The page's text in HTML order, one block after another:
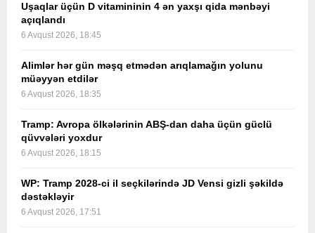
Uşaqlar üçün D vitamininin 4 ən yaxşı qida mənbəyi
açıqlandı
6 Avqust 2026, 18:45
Alimlər hər gün məşq etmədən arıqlamağın yolunu
müəyyən etdilər
6 Avqust 2026, 18:35
Tramp: Avropa ölkələrinin ABŞ-dan daha üçün güclü
qüvvələri yoxdur
6 Avqust 2026, 18:15
WP: Tramp 2028-ci il seçkilərində JD Vensi gizli şəkildə
dəstəkləyir
6 Avqust 2026, 17:51